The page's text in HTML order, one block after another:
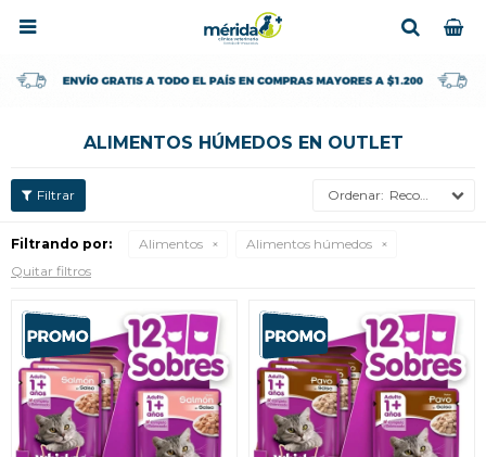

ALIMENTOS HÚMEDOS EN OUTLET
Recomendados
Filtrando por: Alimentos
Alimentos húmedos
Quitar filtros